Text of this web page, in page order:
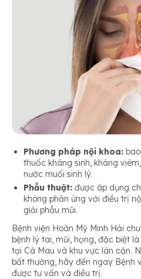
Phương pháp nội khoa:
thuốc kháng sinh, kháng
nước muối sinh lý.
Phẫu thuật: được áp dụng
không phản ứng với điều trị
giải phẫu mũi.
Bệnh viện Hoàn Mỹ Minh Hải
bệnh lý tai, mũi, họng, đặc biệt
tại Cà Mau và khu vực lân cận.
bất thường, hãy đến ngay Bệnh
được tư vấn và điều trị.